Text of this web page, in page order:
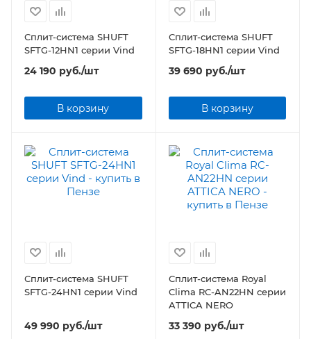
Сплит-система SHUFT
SFTG-12HN1 серии Vind
24 190 руб./шт
В корзину
Сплит-система SHUFT
SFTG-18HN1 серии Vind
39 690 руб./шт
В корзину
Сплит-система SHUFT
SFTG-24HN1 серии Vind
49 990 руб./шт
Сплит-система Royal
Clima RC-AN22HN серии
ATTICA NERO
33 390 руб./шт